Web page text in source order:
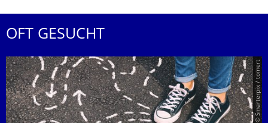
OFT GESUCHT
© Smarterpix / tomert